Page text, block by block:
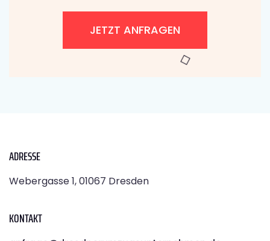
JETZT ANFRAGEN
ADRESSE
Webergasse 1, 01067 Dresden
KONTAKT